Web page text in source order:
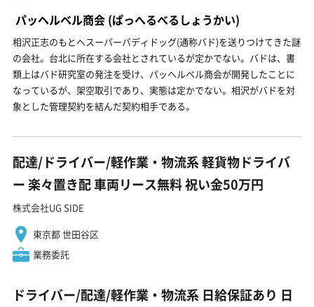
パッヘルベル商会 (ぱっへるべるしょうかい)
相沢正志のもとへスーパーバディドッグ(通称バド)を送りつけてきた謎
の会社。台北に所在する会社とされているが定かでない。バドは、書
類上はバド研究室の発注を受け、パッヘルベル商会が開発したことに
なっているが、架空取引であり、実態は定かでない。相沢がバドを対
象とした管理契約を結んだ契約相手である。
配達/ドライバー/軽作業・物流系 軽貨物ドライバ
ー 楽々置き配 車両リース無料 祝い金50万円
株式会社UG SIDE
東京都 世田谷区
業務委託
ドライバー/配達/軽作業・物流系 日給保証あり 日